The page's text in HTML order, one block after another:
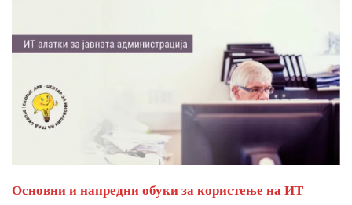
Основни и напредни обуки за користење на ИТ